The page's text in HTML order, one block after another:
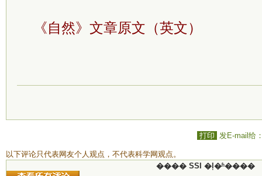
《自然》文章原文（英文）
打印 发E-mail给
以下评论只代表网友个人观点，不代表科学网观点。
���� SSI �ļ�ʱ����